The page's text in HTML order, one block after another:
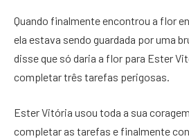
Quando finalmente encontrou a flor
ela estava sendo guardada por uma
disse que só daria a flor para Ester
completar três tarefas perigosas.
Ester Vitória usou toda a sua
completar as tarefas e finalmente